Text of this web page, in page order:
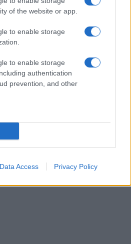
of the website or app.
to enable storage
to enable storage
authentication
prevention, and other
Data Access Privacy Policy